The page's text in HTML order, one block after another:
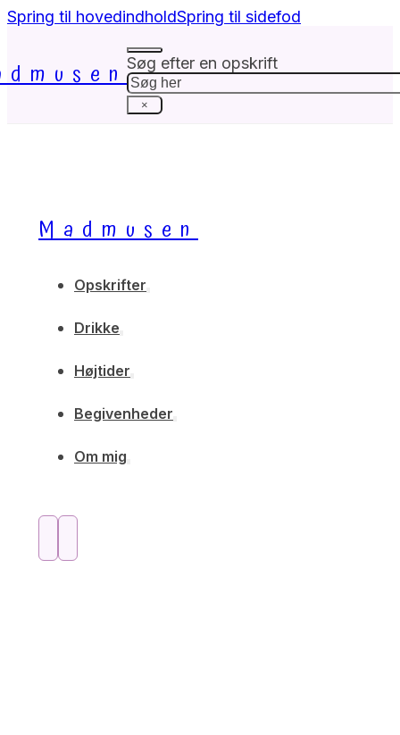
Spring til hovedindholdSpring til sidefod
Søg efter en opskrift
Søg
×
Madmusen
Opskrifter
Drikke
Højtider
Begivenheder
Om mig